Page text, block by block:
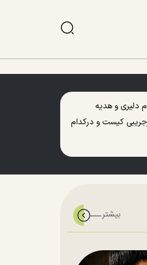
دلیری و هدیه
کیست و درکدام